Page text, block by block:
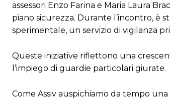
assessori Enzo Farina e Maria Laura
piano sicurezza. Durante l’incontro, è
sperimentale, un servizio di vigilanza
Queste iniziative riflettono una
l’impiego di guardie particolari giurate.
Come Assiv auspichiamo da tempo